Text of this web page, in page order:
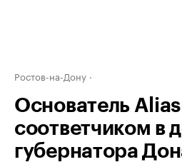
Ростов-на-Дону
Основатель
соответчиком в
губернатора